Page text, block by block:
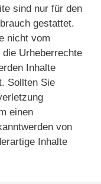
sind nur für den
gestattet.
nicht vom
Urheberrechte
Inhalte
Sollten Sie
einen
von
Inhalte